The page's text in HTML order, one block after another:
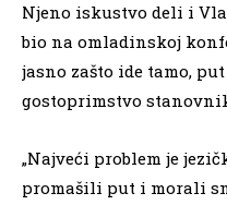
Njeno iskustvo deli i
bio na omladinskoj
jasno zašto ide tamo,
gostoprimstvo
„Najveći problem je
promašili put i morali